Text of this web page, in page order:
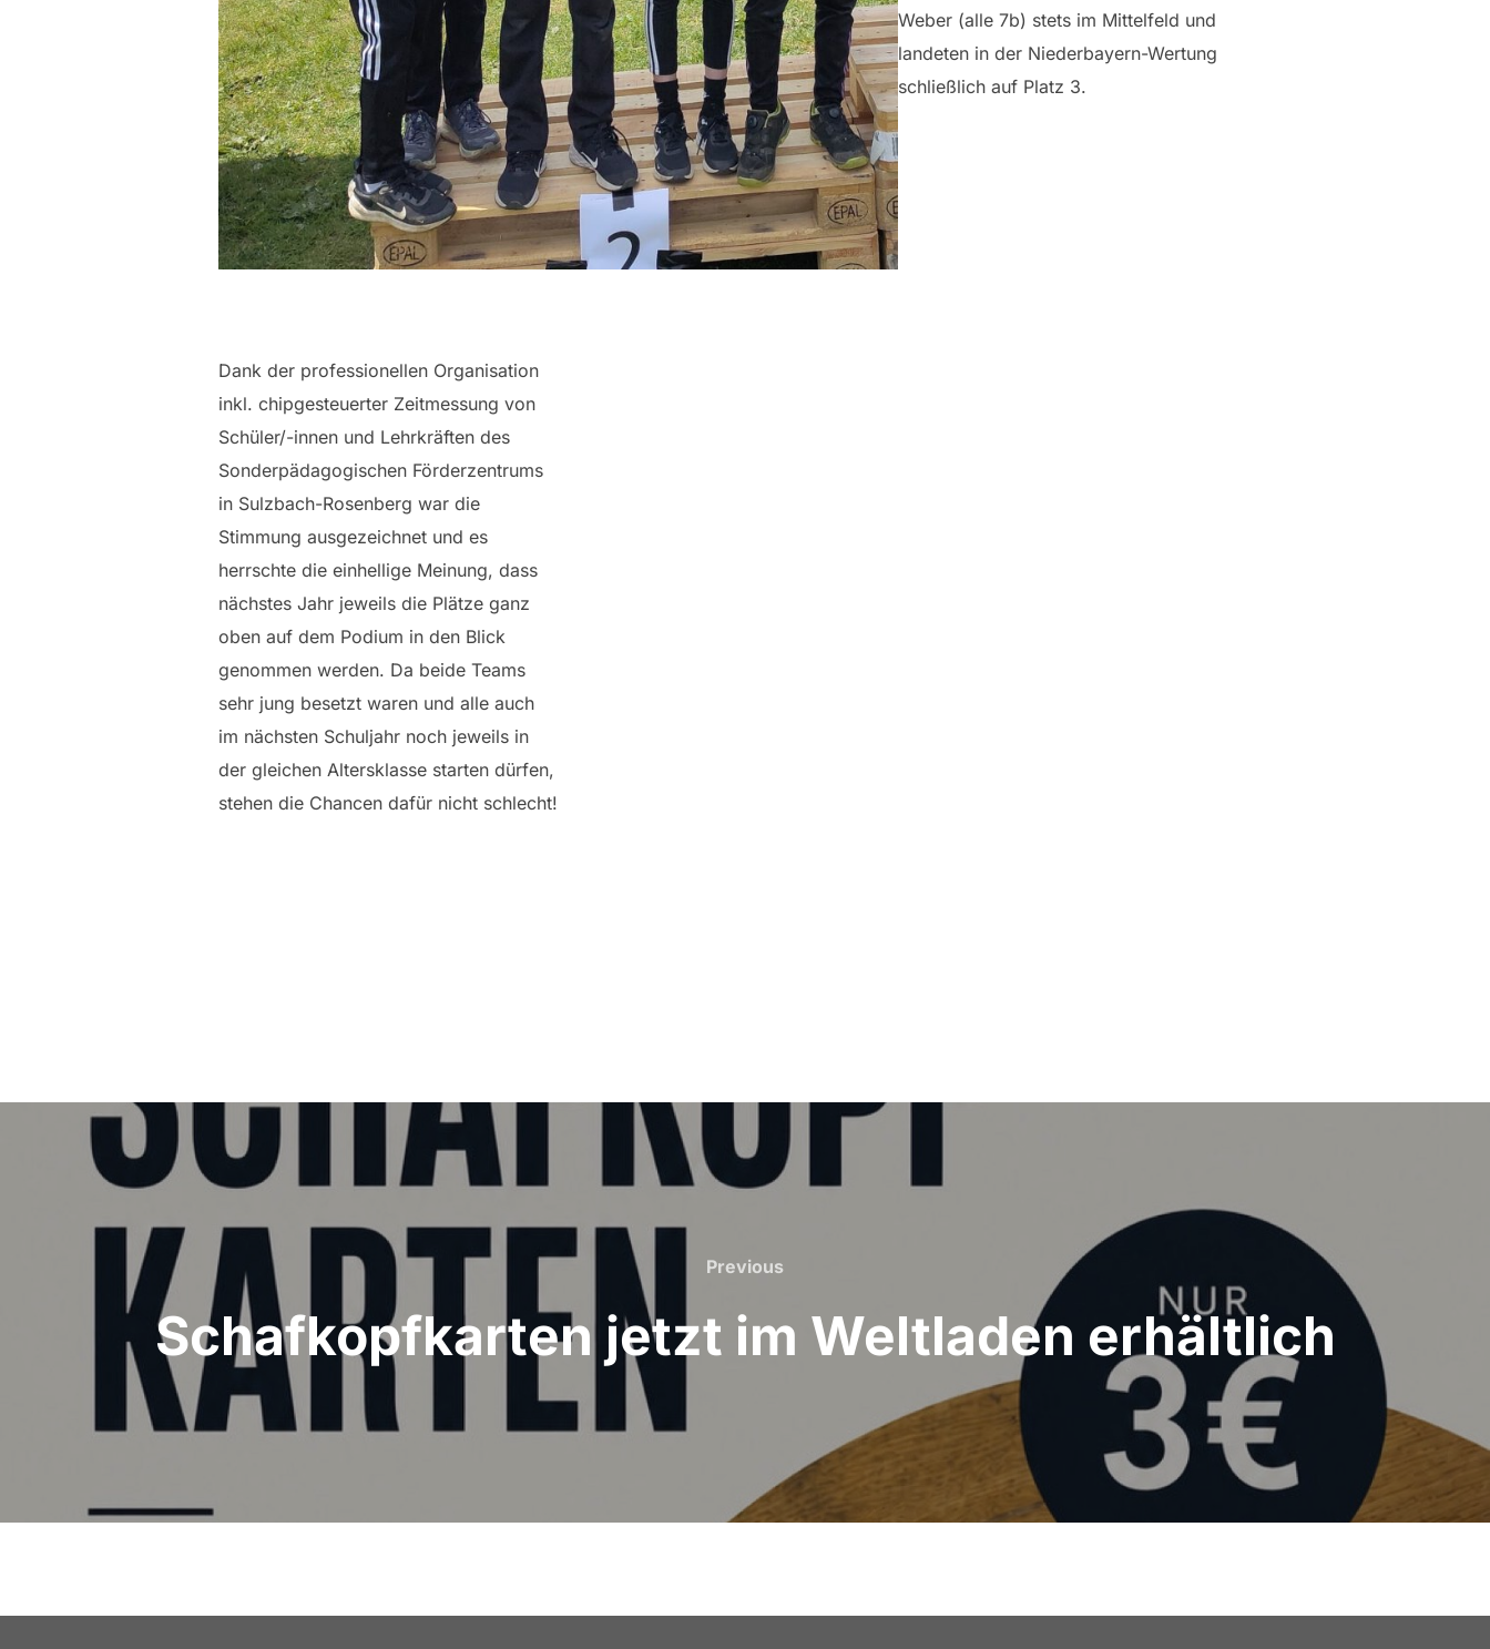
Weber (alle 7b) stets im Mittelfeld und
landeten in der Niederbayern-Wertung
schließlich auf Platz 3.
Dank der professionellen Organisation
inkl. chipgesteuerter Zeitmessung von
Schüler/-innen und Lehrkräften des
Sonderpädagogischen Förderzentrums
in Sulzbach-Rosenberg war die
Stimmung ausgezeichnet und es
herrschte die einhellige Meinung, dass
nächstes Jahr jeweils die Plätze ganz
oben auf dem Podium in den Blick
genommen werden. Da beide Teams
sehr jung besetzt waren und alle auch
im nächsten Schuljahr noch jeweils in
der gleichen Altersklasse starten dürfen,
stehen die Chancen dafür nicht schlecht!
Beitragsnavigation
Previous
Previous
Schafkopfkarten jetzt im Weltladen erhältlich